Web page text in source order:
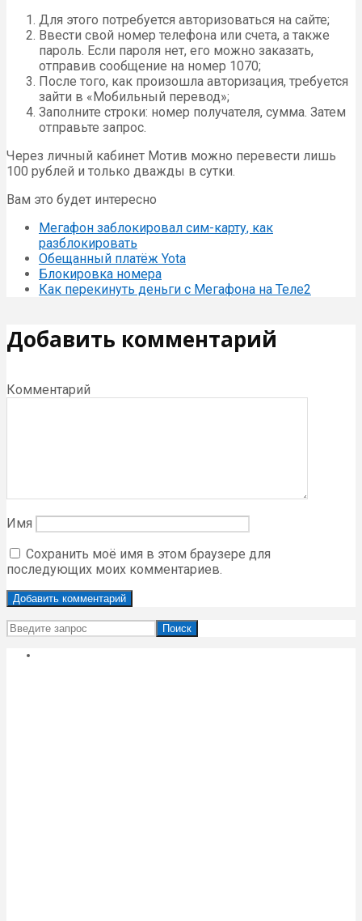
Для этого потребуется авторизоваться на сайте;
Ввести свой номер телефона или счета, а также
пароль. Если пароля нет, его можно заказать,
отправив сообщение на номер 1070;
После того, как произошла авторизация, требуется
зайти в «Мобильный перевод»;
Заполните строки: номер получателя, сумма. Затем
отправьте запрос.
Через личный кабинет Мотив можно перевести лишь
100 рублей и только дважды в сутки.
Вам это будет интересно
Мегафон заблокировал сим-карту, как
разблокировать
Обещанный платёж Yota
Блокировка номера
Как перекинуть деньги с Мегафона на Теле2
Добавить комментарий
Комментарий
Имя
Сохранить моё имя в этом браузере для
последующих моих комментариев.
Поиск